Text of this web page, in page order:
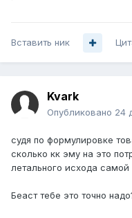
Вставить ник
Kvark
Опубликовано 24
судя по формулировке
сколько кк эму на это
летального исхода самой
Беаст тебе это точно